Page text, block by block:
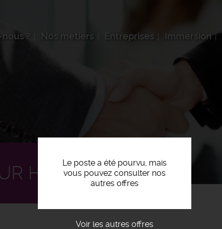
? Nos métiers Entreprises Immersion
Le poste a été pourvu, mais
vous pouvez consulter nos
autres offres
Voir les autres offres
H/F